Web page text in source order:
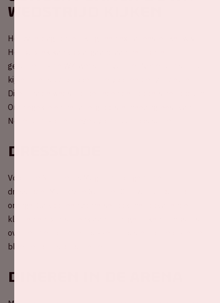
wedstrijd kijken
Het zaterdagconcert krijgt een extra feestelijke twist.
Het publiek kan voorafgaand aan het concert
gezamenlijk de WK-wedstrijd van het Nederlands Elftal
kijken. Het stadion opent hiervoor eerder zijn deuren.
Direct na de wedstrijd betreden de Toppers het podium.
Oranjegekte en het allergrootste meezingfeest van
Nederland komen deze avond naadloos samen.
Dresscode
Voor The Summer Is Magic Edition geldt de
dresscode: Miami Vice Summer Chic with a touch of
orange. Ga voor een zomerse look met opvallende
kleuren en prints. Denk aan luchtige jurken, jumpsuits,
overhemden of linnen pakken in pastel- of neonkleuren,
bloemenprints of pailletten.
Dineren in de ArenA